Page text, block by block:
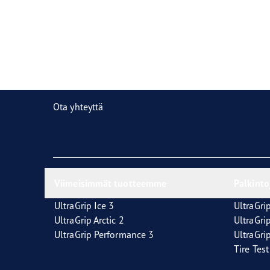
Ota yhteyttä
UltraGrip Ice 3
UltraGrip Arctic 2
UltraGrip Performance 3
Tire